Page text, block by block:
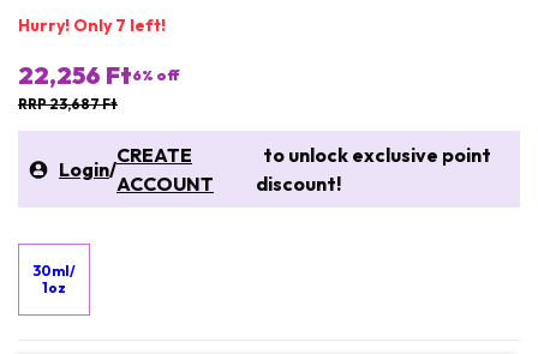
Hurry! Only 7 left!
22,256 Ft6% off
RRP 23,687 Ft
Login/
CREATE
ACCOUNT
to unlock exclusive point
discount!
30ml/
1oz